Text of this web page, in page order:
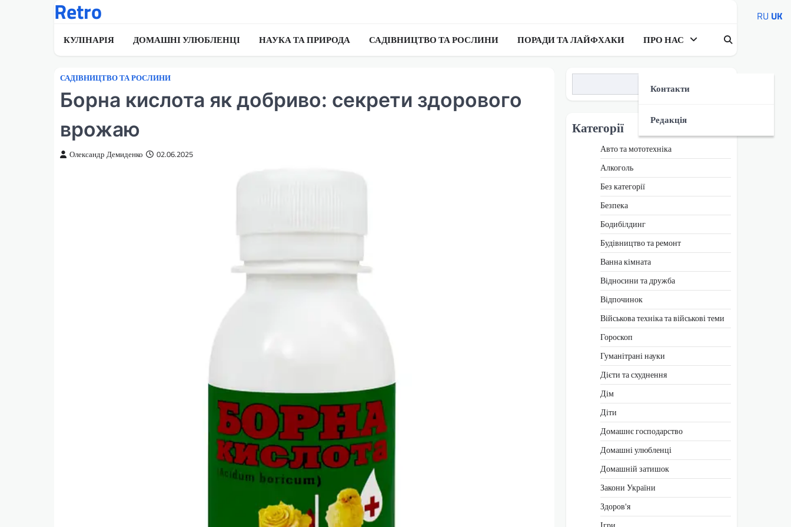
Retro
КУЛІНАРІЯ ДОМАШНІ УЛЮБЛЕНЦІ НАУКА ТА ПРИРОДА САДІВНИЦТВО ТА РОСЛИНИ ПОРАДИ ТА ЛАЙФХАКИ ПРО НАС
Контакти
Редакція
САДІВНИЦТВО ТА РОСЛИНИ
Борна кислота як добриво: секрети здорового
врожаю
Олександр Демиденко 02.06.2025
Категорії
Авто та мототехніка
Алкоголь
Без категорії
Безпека
Бодибілдинг
Будівництво та ремонт
Ванна кімната
Відносини та дружба
Відпочинок
Військова техніка та військові теми
Гороскоп
Гуманітрані науки
Дієти та схуднення
Дім
Діти
Домашнє господарство
Домашні улюбленці
Домашній затишок
Закони України
Здоров'я
RU UK